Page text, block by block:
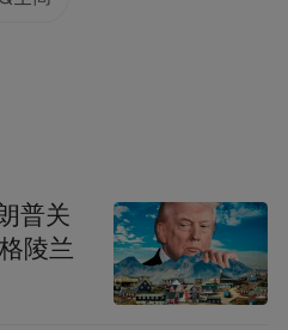
能指标分为微型、轻
/小时，无线电发射设
术要求，全程可以随
驾驶航空器。
普关
陵兰